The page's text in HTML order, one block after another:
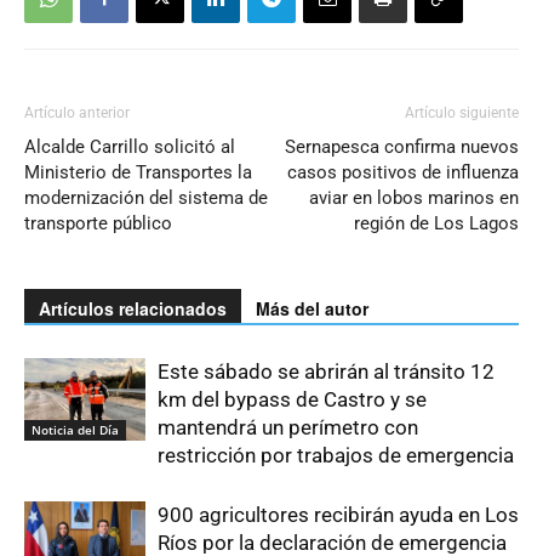
Artículo anterior
Alcalde Carrillo solicitó al
Ministerio de Transportes la
modernización del sistema de
transporte público
Artículo siguiente
Sernapesca confirma nuevos
casos positivos de influenza
aviar en lobos marinos en
región de Los Lagos
Artículos relacionados Más del autor
Noticia del Día
Este sábado se abrirán al tránsito 12
km del bypass de Castro y se
mantendrá un perímetro con
restricción por trabajos de emergencia
900 agricultores recibirán ayuda en Los
Ríos por la declaración de emergencia